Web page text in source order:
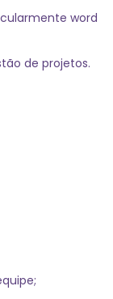
word
de projetos.